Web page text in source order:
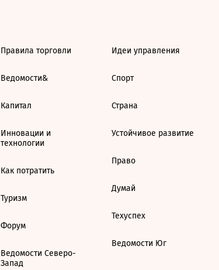
Правила торговли
Ведомости&
Капитал
Инновации и
технологии
Как потратить
Туризм
Форум
Ведомости Северо-
Запад
Идеи управления
Спорт
Страна
Устойчивое развитие
Право
Думай
Техуспех
Ведомости Юг